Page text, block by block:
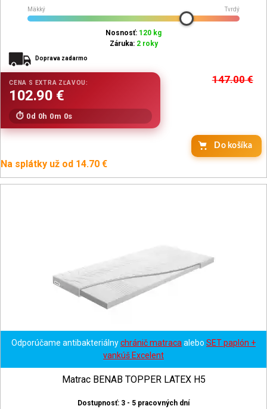
Mäkký Tvrdý
Nosnosť: 120 kg
Záruka: 2 roky
Doprava zadarmo
147.00€
0d 0h 0m 0s
Do košíka
Na splátky už od 14.70 €
Odporúčame antibakteriálnychránič matraca alebo SET paplón +
vankúš Excelent
Matrac BENAB TOPPER LATEX H5
Dostupnosť: 3 - 5 pracovných dní